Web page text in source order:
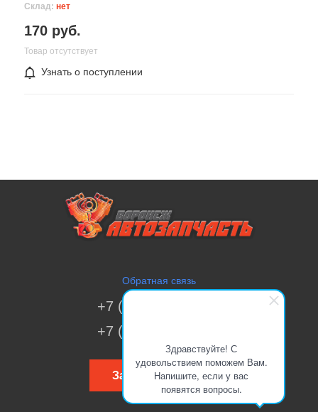
Здравствуйте! С
удовольствием поможем Вам.
Напишите, если у вас
появятся вопросы.
Склад: нет
170 руб.
Товар отсутствует
Узнать о поступлении
Обратная связь
+7 (473) 269-41-51
+7 (473) 200-70-00
Заказать звонок